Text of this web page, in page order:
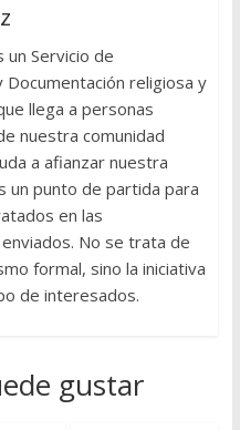
un Servicio de
Documentación religiosa y
llega a personas
nuestra comunidad
a afianzar nuestra
un punto de partida para
en las
No se trata de
formal, sino la iniciativa
de interesados.
gustar